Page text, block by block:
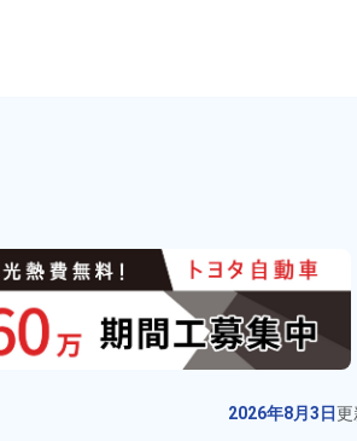
ーター業務！月
2026年8月3日更
お仕事No.10715-
01
2026年8月3日
新
電子プリント基板の組立・加工
業！月収例32万円以上★時給